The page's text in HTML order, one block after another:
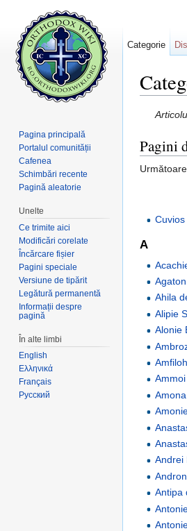
Pagini
Cuvios
A
Ahila
Alipie
Alonie
Andrei
Antipa
Categorie
Pagina principală
Portalul comunității
Cafenea
Schimbări recente
Pagină aleatorie
Unelte
Ce trimite aici
Modificări corelate
Încărcare fișier
Pagini speciale
Versiune de tipărit
Legătură permanentă
Informații despre
pagină
În alte limbi
English
Ελληνικά
Français
Русский